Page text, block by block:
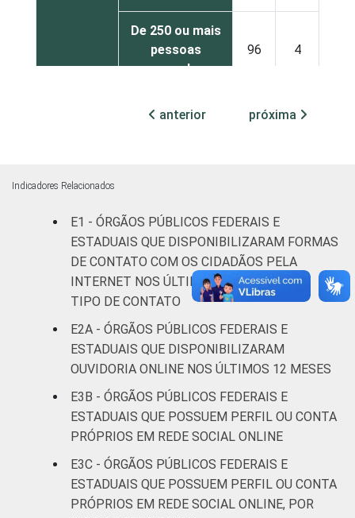
De 250 ou mais
pessoas
ocupadas
96 4
Não declarado 15
Sociedade da Informação (Cetic.br),
informação e comunicação no setor público
brasileiro – TIC Governo Eletrônico 2023.
anterior próxima
Indicadores Relacionados
E1 - ÓRGÃOS PÚBLICOS FEDERAIS E
ESTADUAIS QUE DISPONIBILIZARAM FORMAS
DE CONTATO COM OS CIDADÃOS PELA
INTERNET NOS ÚLTIMOS 12 MESES, POR
TIPO DE CONTATO
E2A - ÓRGÃOS PÚBLICOS FEDERAIS E
ESTADUAIS QUE DISPONIBILIZARAM
OUVIDORIA ONLINE NOS ÚLTIMOS 12 MESES
E3B - ÓRGÃOS PÚBLICOS FEDERAIS E
ESTADUAIS QUE POSSUEM PERFIL OU CONTA
PRÓPRIOS EM REDE SOCIAL ONLINE
E3C - ÓRGÃOS PÚBLICOS FEDERAIS E
ESTADUAIS QUE POSSUEM PERFIL OU CONTA
PRÓPRIOS EM REDE SOCIAL ONLINE, POR